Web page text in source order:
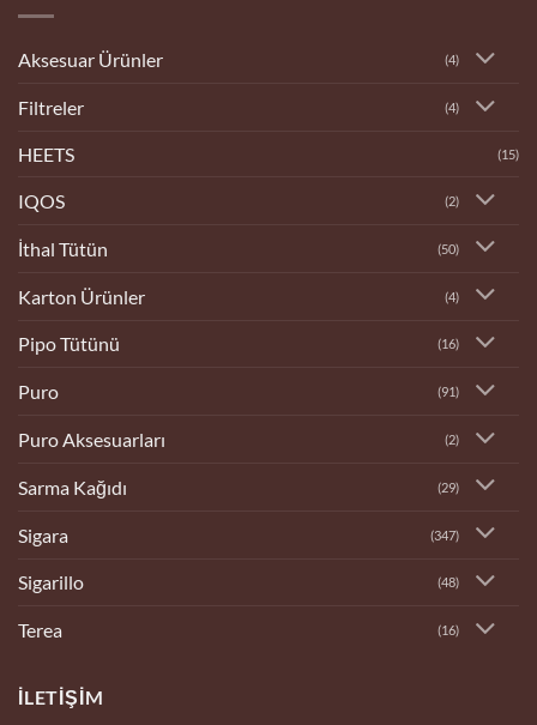
Aksesuar Ürünler (4)
Filtreler (4)
HEETS (15)
IQOS (2)
İthal Tütün (50)
Karton Ürünler (4)
Pipo Tütünü (16)
Puro (91)
Puro Aksesuarları (2)
Sarma Kağıdı (29)
Sigara (347)
Sigarillo (48)
Terea (16)
İLETIŞIM